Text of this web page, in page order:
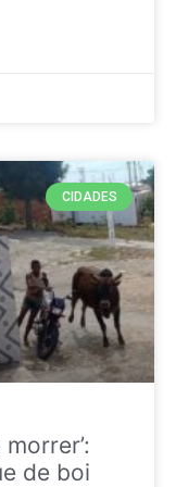
CIDADES
de boi